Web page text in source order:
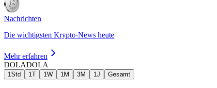
Nachrichten
Die wichtigsten Krypto-News heute
Mehr erfahren
DOLADOLA
1Std 1T 1W 1M 3M 1J Gesamt